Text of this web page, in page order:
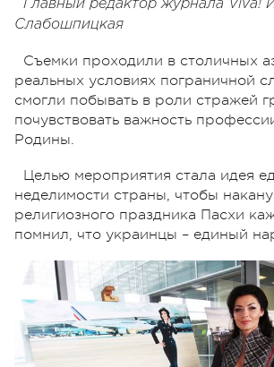
Главный редактор журнала Viva!
Слабошпицкая
Съемки проходили в столичных
реальных условиях пограничной
cмогли побывать в роли стражей
почувствовать важность
Родины.
Целью мероприятия стала идея
неделимости страны, чтобы
религиозного праздника Пасхи
помнил, что украинцы – единый